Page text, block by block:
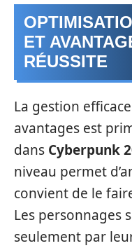
ET
RÉUSSITE
La gestion
avantages est
dans Cyberpunk
niveau permet
convient de le
Les personnages
seulement par